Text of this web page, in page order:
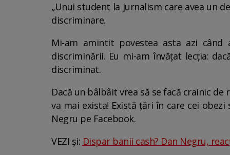
„Unui student la jurnalism care avea un
discriminare.
Mi-am amintit povestea asta azi
discriminării. Eu mi-am învățat lecția:
discriminat.
Dacă un bâlbâit vrea să se facă crainic
va mai exista! Există țări în care cei
Negru pe Facebook.
VEZI și: Dispar banii cash? Dan Negru,